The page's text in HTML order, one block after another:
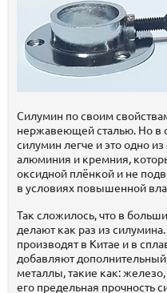
Силумин по своим
нержавеющей сталью. Но в
силумин легче и это одно
алюминия и кремния,
оксидной плёнкой и не
в условиях повышенной
Так сложилось, что в
делают как раз из
производят в Китае и в
добавляют
металлы, такие как:
его предельная прочность